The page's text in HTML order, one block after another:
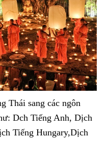
Thái sang các ngôn
Dch Tiếng Anh, Dịch
Tiếng Hungary,Dịch